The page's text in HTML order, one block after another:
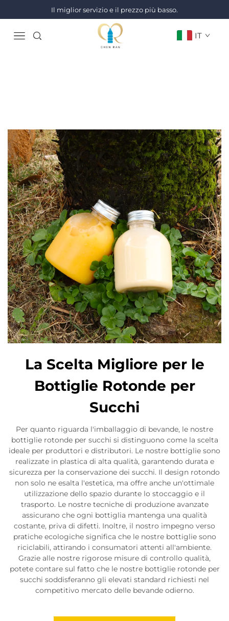
Il miglior servizio e il prezzo più basso.
IT
La Scelta Migliore per le
Bottiglie Rotonde per
Succhi
Per quanto riguarda l'imballaggio di bevande, le nostre
bottiglie rotonde per succhi si distinguono come la scelta
ideale per produttori e distributori. Le nostre bottiglie sono
realizzate in plastica di alta qualità, garantendo durata e
sicurezza per la conservazione dei succhi. Il design rotondo
non solo ne esalta l'estetica, ma offre anche un'ottimale
utilizzazione dello spazio durante lo stoccaggio e il
trasporto. Le nostre tecniche di produzione avanzate
assicurano che ogni bottiglia mantenga una qualità
costante, priva di difetti. Inoltre, il nostro impegno verso
pratiche ecologiche significa che le nostre bottiglie sono
riciclabili, attirando i consumatori attenti all'ambiente.
Grazie alle nostre rigorose misure di controllo qualità,
potete contare sul fatto che le nostre bottiglie rotonde per
succhi soddisferanno gli elevati standard richiesti nel
competitivo mercato delle bevande odierno.